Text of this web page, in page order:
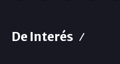
De Interés